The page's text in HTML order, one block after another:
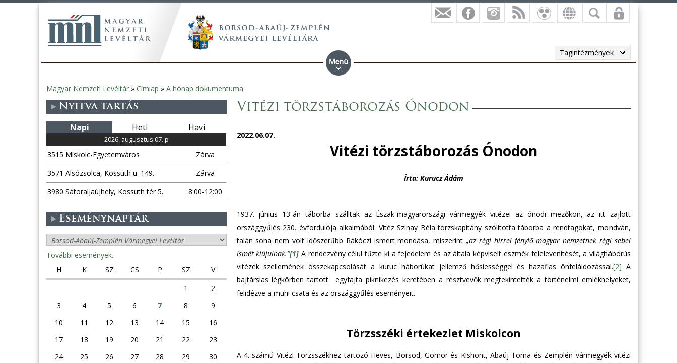
Tagintézmények
Jelenlegi
hely
Magyar Nemzeti Levéltár » Címlap » A hónap dokumentuma
Vitézi törzstáborozás Ónodon
2022.06.07.
Vitézi törzstáborozás Ónodon
Írta: Kurucz Ádám
1937. június 13-án táborba szálltak az Észak-magyarországi vármegyék vitézei az ónodi mezőkön, az itt zajlott
országgyűlés 230. évfordulója alkalmából. Vitéz Szinay Béla törzskapitány szólította táborba a rendtagokat, mondván,
talán soha nem volt időszerűbb Rákóczi ismert mondása, miszerint„az régi hírrel fénylő magyar nemzetnek régi sebei
ismét kiújulnak.”[1] A rendezvény célul tűzte ki a fejedelem és az általa képviselt eszmék felelevenítését, a világháborús
vitézek szellemének összekapcsolását a kuruc háborúkat jellemző hősiességgel és hazafias önfeláldozással.[2] A
bajtársias légkörben tartott egyfajta piknikezés keretében a résztvevők megtekintették a történelmi emlékhelyeket,
felidézve a muhi csata és az országgyűlés eseményeit.
Törzsszéki értekezlet Miskolcon
A 4. számú Vitézi Törzsszékhez tartozó Heves, Borsod, Gömör és Kishont, Abaúj-Torna és Zemplén vármegyék vitézi
Nyitva tartás
Napi Heti Havi
2026. augusztus 07. p
3515 Miskolc-Egyetemváros
Zárva
3571 Alsózsolca, Kossuth u. 149.
Zárva
3980 Sátoraljaújhely, Kossuth tér 5.
8:00-12:00
Eseménynaptár
További események..
H
K SZ CS P SZ
V
1
2
3
4 5 6 7 8
9
10
11 12 13 14 15
16
17
18 19 20 21 22
23
24
25 26 27 28 29
30